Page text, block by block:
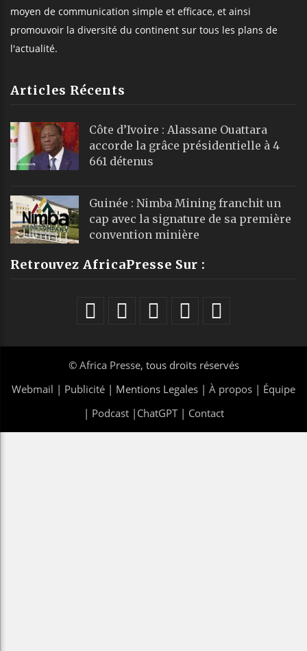
moyen de communication simple et efficace, et ainsi
promouvoir la diversité du continent sur tous les plans de
l'actualité.
Articles Récents
Côte d’Ivoire : Alassane Ouattara
accorde la grâce présidentielle à 4
661 détenus
Guinée : Nimba Mining franchit un
cap avec la signature de sa première
convention minière
Retrouvez AfricaPresse Sur :
© Africa Presse, tous droits réservés
Webmail | Publicité | Mentions Legales | À propos | Équipe
| Podcast| ChatGPT| Contact